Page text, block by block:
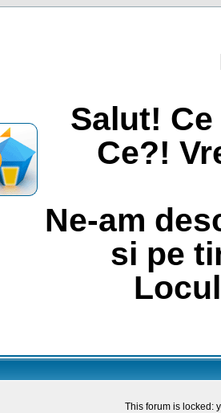
Salut!
Ce?!
Ne-am
si pe
This forum is locked: